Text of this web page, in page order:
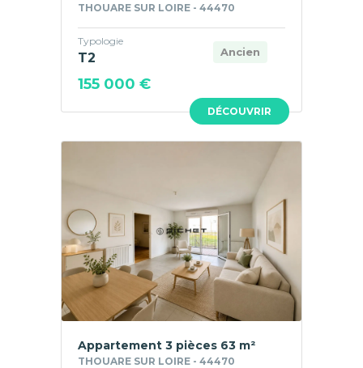
DÉCOUVRIR
THOUARE SUR LOIRE - 44470
Ancien
Typologie
T2
155 000 €
Appartement 3 pièces 63 m²
THOUARE SUR LOIRE - 44470